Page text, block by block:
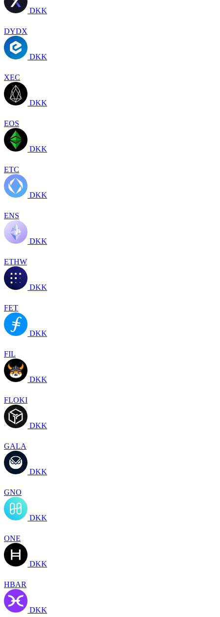
DKK
DYDX
DKK
XEC
DKK
EOS
DKK
ETC
DKK
ENS
DKK
ETHW
DKK
FET
DKK
FIL
DKK
FLOKI
DKK
GALA
DKK
GNO
DKK
ONE
DKK
HBAR
DKK